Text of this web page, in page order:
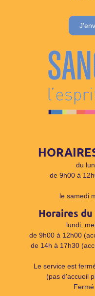
du
de 9h00 à
le samedi
Horaires
lundi,
de 9h00 à 12h00
de 14h à 17h30
Le service est
(pas d'accueil